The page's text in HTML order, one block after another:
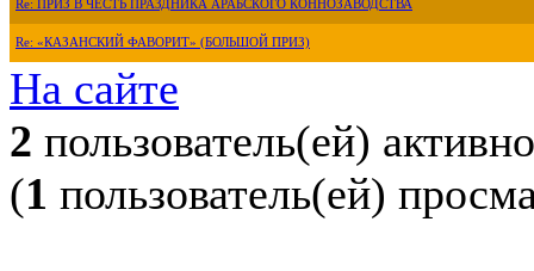
Re: ПРИЗ В ЧЕСТЬ ПРАЗДНИКА АРАБСКОГО КОННОЗАВОДСТВА
Re: «КАЗАНСКИЙ ФАВОРИТ» (БОЛЬШОЙ ПРИЗ)
На сайте
2 пользователь(ей) активно
(1 пользователь(ей)